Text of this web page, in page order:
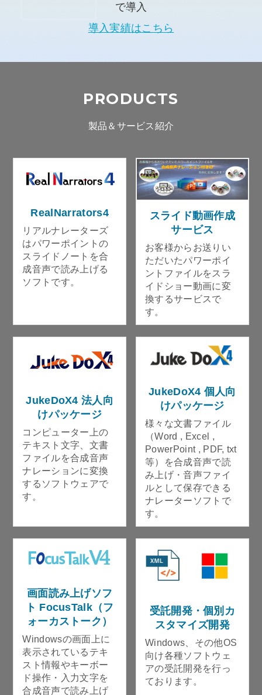
で導入
導入実績はこちら
PRODUCTS
製品＆サービス紹介
RealNarrators4
リアルナレーターズ
はパワーポイントの
スライドノートを合
成音声で読み上げる
ソフトです。
スライド動画作成
サービス
お客様からお送りい
ただいたパワーポイ
ントファイルをスラ
イドショー動画に変
換するサービスで
す。
JukeDoX4 法人向
けパッケージ
コンピューター上の
テキスト文字、文書
ファイルを合成音声
ナレーションに変換
するソフトウェアで
す。
JukeDoX4 個人向
けパッケージ
様々な文書ファイル
（Word , Excel ,
PowerPoint , PDF, txt
等）を合成音声で読
み上げ・音声ファイ
ルとして保存できる
ナレーターソフトで
す。
画面読み上げソフ
ト FocusTalk（フ
ォーカストーク）
Windowsの画面上に
表示されているテキ
スト情報やキーボー
ド操作・入力文字を
合成音声で読み上げ
受託開発・個別カ
スタマイズ開発
Windows、その他OS
向け各種ソフトウェ
アの受託開発を行っ
ております。